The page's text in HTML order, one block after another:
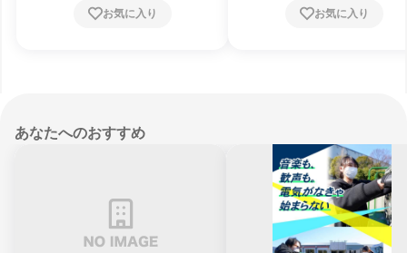
お気に入り お気に入り
あなたへのおすすめ